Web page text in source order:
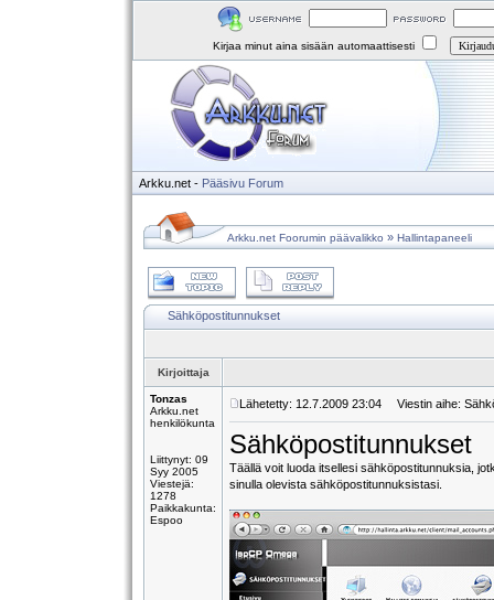
Kirjaa minut aina sisään automaattisesti
Arkku.net - Pääsivu Forum
Arkku.net Foorumin päävalikko » Hallintapaneeli
Sähköpostitunnukset
Kirjoittaja
Tonzas
Arkku.net
henkilökunta
Liittynyt: 09
Syy 2005
Viestejä:
1278
Paikkakunta:
Espoo
Lähetetty: 12.7.2009 23:04 Viestin aihe:
Sähköpostitunnukset
Täällä voit luoda itsellesi sähköpostitunnuksia,
sinulla olevista sähköpostitunnuksistasi.